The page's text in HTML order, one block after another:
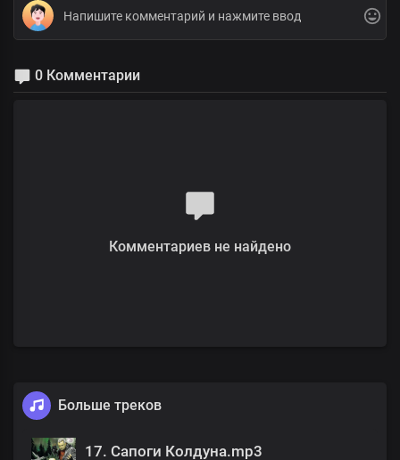
0 Комментарии
Комментариев не найдено
Больше треков
17. Сапоги Колдуна.mp3